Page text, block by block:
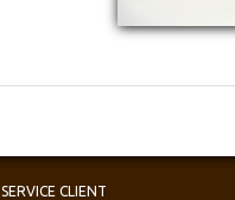
SERVICE CLIENT